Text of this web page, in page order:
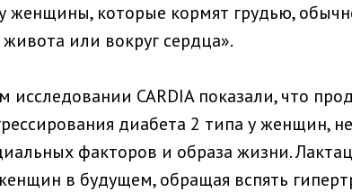
женщины, которые кормят грудью,
или вокруг сердца».
CARDIA показали, что
диабета 2 типа у женщин,
факторов и образа жизни.
в будущем, обращая вспять